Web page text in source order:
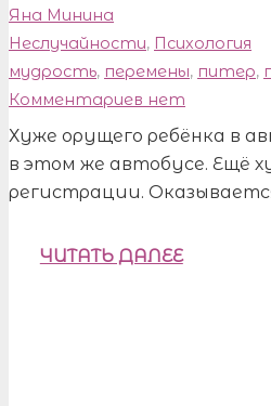
Яна Минина
Неслучайности, Психология
мудрость, перемены, питер,
Комментариев нет
Хуже орущего ребёнка в
в этом же автобусе. Ещё
регистрации.
ЧИТАТЬ ДАЛЕЕ